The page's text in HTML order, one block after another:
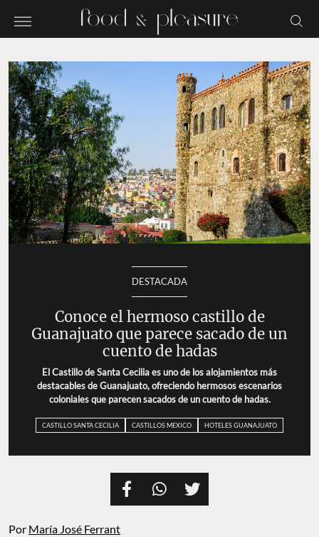
DESTACADA
Conoce el hermoso castillo de
Guanajuato que parece sacado de un
cuento de hadas
El Castillo de Santa Cecilia es uno de los alojamientos más
destacables de Guanajuato, ofreciendo hermosos escenarios
coloniales que parecen sacados de un cuento de hadas.
CASTILLO SANTA CECILIA CASTILLOS MEXICO HOTELES GUANAJUATO
Por María José Ferrant